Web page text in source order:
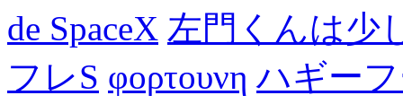
de SpaceX 左門くんは少
フレS φορτουνη ハギー